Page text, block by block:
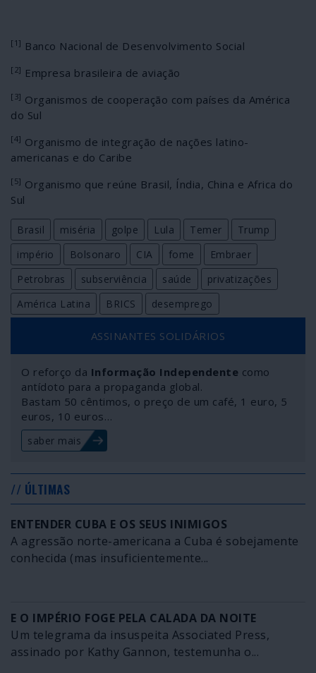
[1] Banco Nacional de Desenvolvimento Social
[2] Empresa brasileira de aviação
[3] Organismos de cooperação com países da América
do Sul
[4] Organismo de integração de nações latino-
americanas e do Caribe
[5] Organismo que reúne Brasil, Índia, China e Africa do
Sul
Brasil miséria golpe Lula Temer
Trump
império
Bolsonaro CIA fome
Embraer
Petrobras
subserviência saúde
privatizações
América Latina
BRICS desemprego
ASSINANTES SOLIDÁRIOS
O reforço da Informação Independente como
antídoto para a propaganda global.
Bastam 50 cêntimos, o preço de um café, 1 euro, 5
euros, 10 euros…
saber mais
// ÚLTIMAS
ENTENDER CUBA E OS SEUS INIMIGOS
A agressão norte-americana a Cuba é sobejamente
conhecida (mas insuficientemente...
E O IMPÉRIO FOGE PELA CALADA DA NOITE
Um telegrama da insuspeita Associated Press,
assinado por Kathy Gannon, testemunha o...